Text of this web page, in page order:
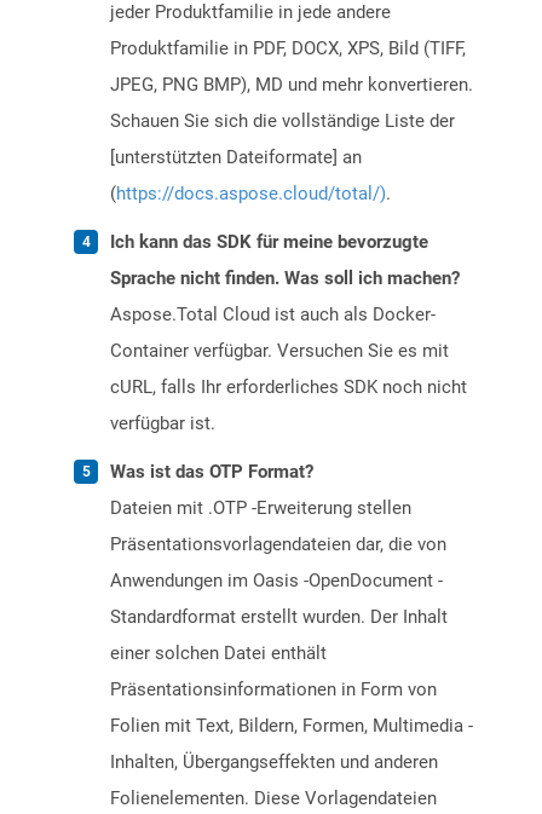
jeder Produktfamilie in jede andere
Produktfamilie in PDF, DOCX, XPS, Bild (TIFF,
JPEG, PNG BMP), MD und mehr konvertieren.
Schauen Sie sich die vollständige Liste der
[unterstützten Dateiformate] an
(https://docs.aspose.cloud/total/).
Ich kann das SDK für meine bevorzugte
Sprache nicht finden. Was soll ich machen?
Aspose.Total Cloud ist auch als Docker-
Container verfügbar. Versuchen Sie es mit
cURL, falls Ihr erforderliches SDK noch nicht
verfügbar ist.
Was ist das OTP Format?
Dateien mit .OTP -Erweiterung stellen
Präsentationsvorlagendateien dar, die von
Anwendungen im Oasis -OpenDocument -
Standardformat erstellt wurden. Der Inhalt
einer solchen Datei enthält
Präsentationsinformationen in Form von
Folien mit Text, Bildern, Formen, Multimedia -
Inhalten, Übergangseffekten und anderen
Folienelementen. Diese Vorlagendateien